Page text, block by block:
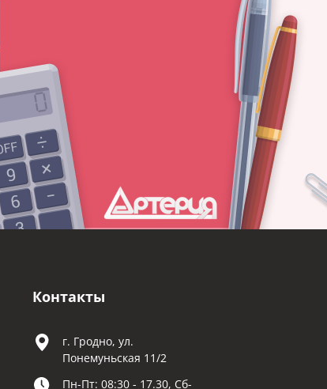
Контакты
г. Гродно, ул.
Понемуньская 11/2
Пн-Пт: 08:30 - 17.30, Сб-